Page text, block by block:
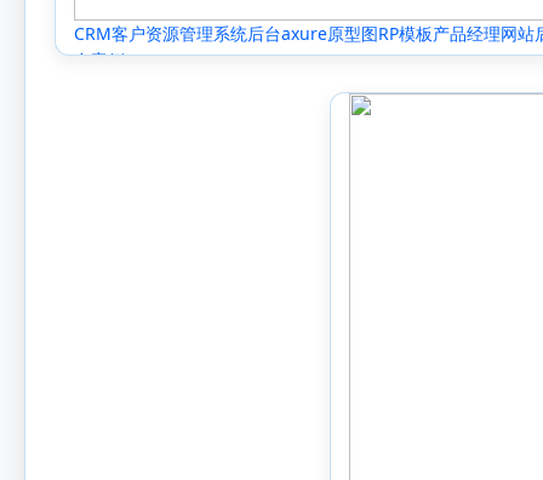
CRM客户资源管理系统后台axure原型图RP模板产品经理网站
台案例